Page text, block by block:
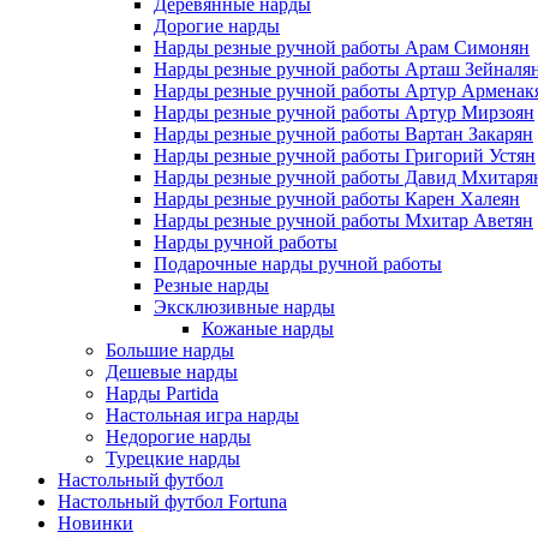
Деревянные нарды
Дорогие нарды
Нарды резные ручной работы Арам Симонян
Нарды резные ручной работы Арташ
Нарды резные ручной работы Артур
Нарды резные ручной работы Артур Мирзоян
Нарды резные ручной работы Вартан Закарян
Нарды резные ручной работы Григорий Устян
Нарды резные ручной работы Давид
Нарды резные ручной работы Карен Халеян
Нарды резные ручной работы Мхитар Аветян
Нарды ручной работы
Подарочные нарды ручной работы
Резные нарды
Эксклюзивные нарды
Кожаные нарды
Большие нарды
Дешевые нарды
Нарды Partida
Настольная игра нарды
Недорогие нарды
Турецкие нарды
Настольный футбол
Настольный футбол Fortuna
Новинки